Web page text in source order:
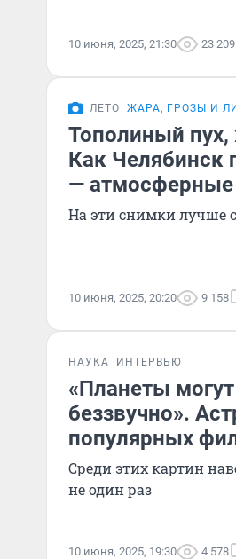
10 июня, 2025, 21:30 23 209
ЛЕТО ЖАРА, ГРОЗЫ И
Тополиный
Как Челябинск
—
На эти снимки лучше
10 июня, 2025, 20:20 9 158
НАУКА ИНТЕРВЬЮ
«Планеты
беззвучно».
популярных
Среди этих картин
не один раз
10 июня, 2025, 19:30 4 578